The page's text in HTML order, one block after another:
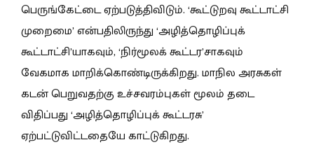
பெருங்கேட்டை ஏற்படுத்திவிடும். ‘கூட்டுறவு கூட்டாட்சி
முறைமை’ என்பதிலிருந்து ‘அழித்தொழிப்புக்
கூட்டாட்சி’யாகவும், ‘நிர்மூலக் கூட்டர’சாகவும்
வேகமாக மாறிக்கொண்டிருக்கிறது. மாநில அரசுகள்
கடன் பெறுவதற்கு உச்சவரம்புகள் மூலம் தடை
விதிப்பது ‘அழித்தொழிப்புக் கூட்டரசு’
ஏற்பட்டுவிட்டதையே காட்டுகிறது.